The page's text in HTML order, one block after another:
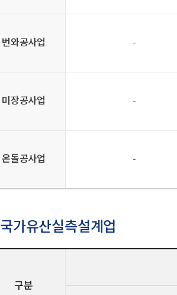
번와공사업 -
미장공사업 -
온돌공사업 -
국가유산실측설계업
구분